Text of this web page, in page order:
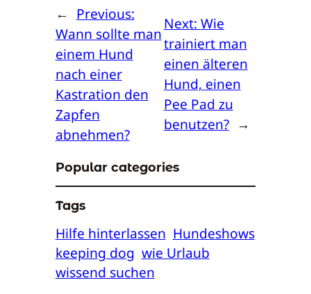
← Previous:
Wann sollte man
einem Hund
nach einer
Kastration den
Zapfen
abnehmen?
Next: Wie
trainiert man
einen älteren
Hund, einen
Pee Pad zu
benutzen? →
Popular categories
Tags
Hilfe hinterlassen Hundeshows
keeping dog wie Urlaub
wissend suchen